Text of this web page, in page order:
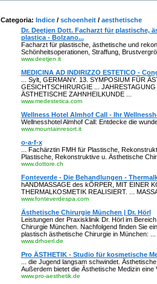
Categoria: Indice / schoenheit / aesthetische
Dr. Deetjen Dott. Facharzt für plastische,
plastica - Bolzano...
Facharzt für plastische, ästhetische und
Schönheitsoperationen, Straffung,
www.deetjen.it
MEDICINA AD INDIRIZZO ESTETICO -
... Sylt, GERMANY. 13. SYMPOSIUM FÜR
GESICHTSCHIRURGIE ...
ÄSTHETISCHE ZAHNHEILKUNDE ...
www.medestetica.com
Wellness Hotel Almhof Call - Ihr
Wellnesshotel Almhof Call: Entdecke die
www.mountainresort.it
o-a-f-x
... Fachärztin FMH für Plastische,
Plastische, Rekonstruktive u. Ästhetische
www.dottore.ch
Fonteverde - Die Behandlungen -
hANDMASSAGE des kÖRPER, MIT EINER
THERMALKOSMETIK REALISIERT. ...
www.fonteverdespa.com
Ästhetische Chirurgie München | Dr. Hörl
Leistungen der Praxisklinik Dr. Hörl im
Chirurgie München. Nachfolgend finden Sie
plastisch ästhetische Chirurgie in München: ...
www.drhoerl.de
Pro ÄSTHETIK - Studio für kosmetische
... die Jugend langsam schwindet.
Außerdem bietet die Ästhetische Medizin eine
www.pro-aesthetik.de